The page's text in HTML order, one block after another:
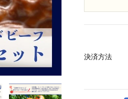
決済方法